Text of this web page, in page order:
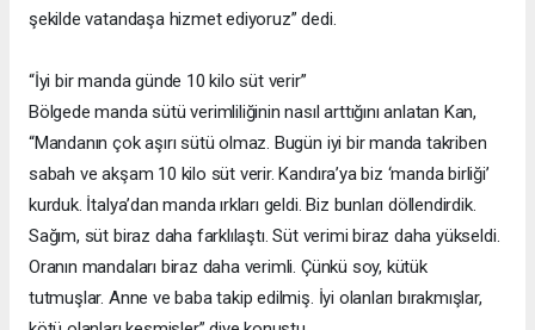
şekilde vatandaşa hizmet ediyoruz” dedi.
“İyi bir manda günde 10 kilo süt verir”
Bölgede manda sütü verimliliğinin nasıl arttığını anlatan Kan,
“Mandanın çok aşırı sütü olmaz. Bugün iyi bir manda takriben
sabah ve akşam 10 kilo süt verir. Kandıra’ya biz ‘manda birliği’
kurduk. İtalya’dan manda ırkları geldi. Biz bunları döllendirdik.
Sağım, süt biraz daha farklılaştı. Süt verimi biraz daha yükseldi.
Oranın mandaları biraz daha verimli. Çünkü soy, kütük
tutmuşlar. Anne ve baba takip edilmiş. İyi olanları bırakmışlar,